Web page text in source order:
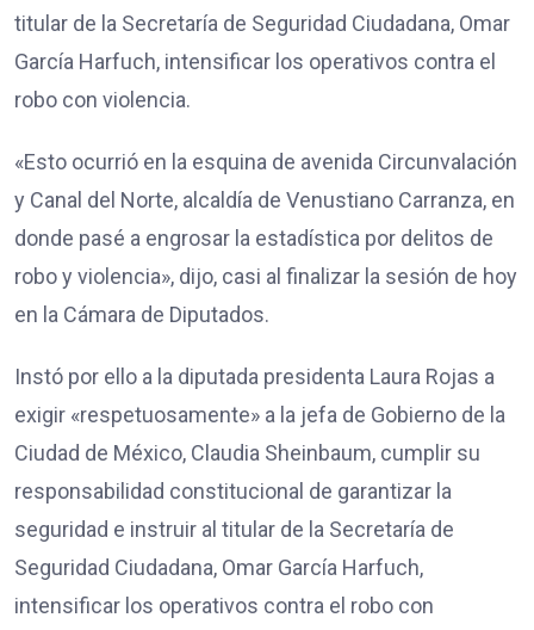
titular de la Secretaría de Seguridad Ciudadana, Omar
García Harfuch, intensificar los operativos contra el
robo con violencia.
«Esto ocurrió en la esquina de avenida Circunvalación
y Canal del Norte, alcaldía de Venustiano Carranza, en
donde pasé a engrosar la estadística por delitos de
robo y violencia», dijo, casi al finalizar la sesión de hoy
en la Cámara de Diputados.
Instó por ello a la diputada presidenta Laura Rojas a
exigir «respetuosamente» a la jefa de Gobierno de la
Ciudad de México, Claudia Sheinbaum, cumplir su
responsabilidad constitucional de garantizar la
seguridad e instruir al titular de la Secretaría de
Seguridad Ciudadana, Omar García Harfuch,
intensificar los operativos contra el robo con